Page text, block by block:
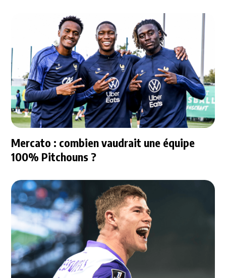
Mercato : combien vaudrait une équipe
100% Pitchouns ?